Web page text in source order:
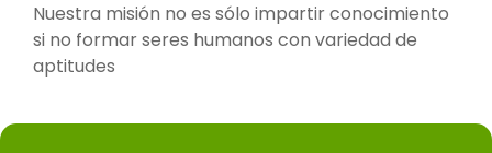
Nuestra misión no es sólo impartir conocimiento
si no formar seres humanos con variedad de
aptitudes